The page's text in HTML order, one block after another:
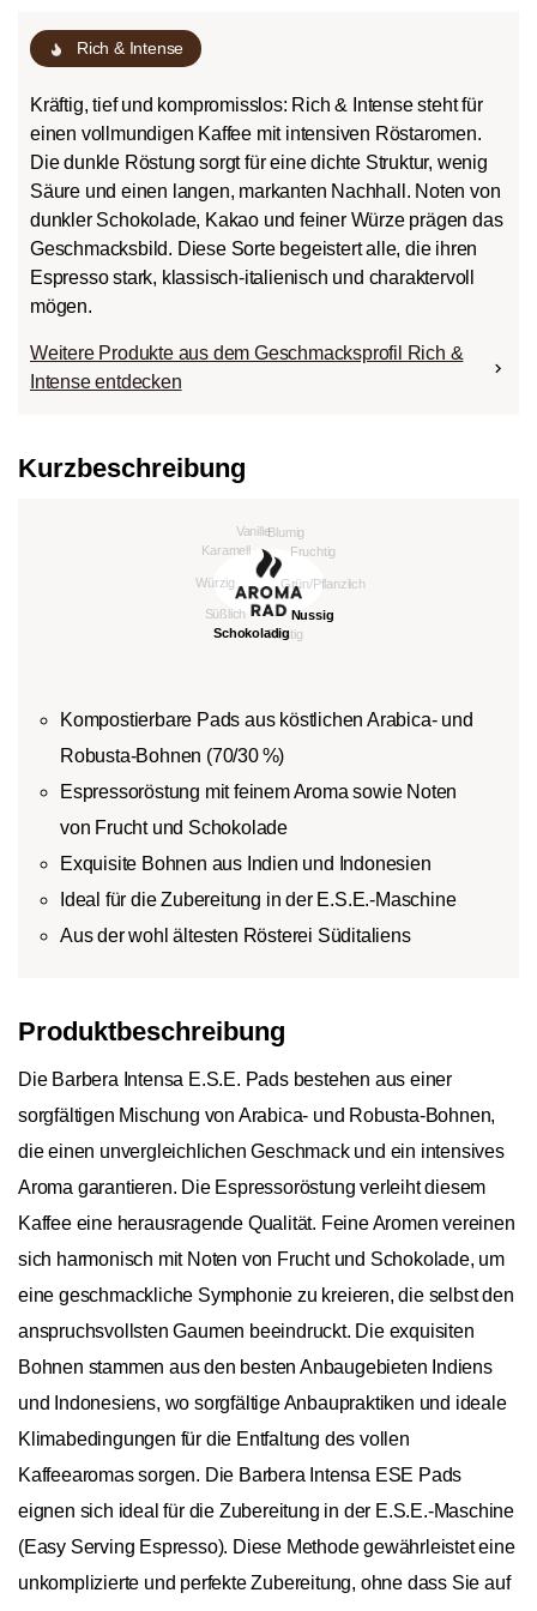
Rich & Intense
Kräftig, tief und kompromisslos: Rich & Intense steht für
einen vollmundigen Kaffee mit intensiven Röstaromen.
Die dunkle Röstung sorgt für eine dichte Struktur, wenig
Säure und einen langen, markanten Nachhall. Noten von
dunkler Schokolade, Kakao und feiner Würze prägen das
Geschmacksbild. Diese Sorte begeistert alle, die ihren
Espresso stark, klassisch-italienisch und charaktervoll
mögen.
Weitere Produkte aus dem Geschmacksprofil Rich &
Intense entdecken
Kurzbeschreibung
Kompostierbare Pads aus köstlichen Arabica- und
Robusta-Bohnen (70/30 %)
Espressoröstung mit feinem Aroma sowie Noten
von Frucht und Schokolade
Exquisite Bohnen aus Indien und Indonesien
Ideal für die Zubereitung in der E.S.E.-Maschine
Aus der wohl ältesten Rösterei Süditaliens
Produktbeschreibung
Die Barbera Intensa E.S.E. Pads bestehen aus einer
sorgfältigen Mischung von Arabica- und Robusta-Bohnen,
die einen unvergleichlichen Geschmack und ein intensives
Aroma garantieren. Die Espressoröstung verleiht diesem
Kaffee eine herausragende Qualität. Feine Aromen vereinen
sich harmonisch mit Noten von Frucht und Schokolade, um
eine geschmackliche Symphonie zu kreieren, die selbst den
anspruchsvollsten Gaumen beeindruckt. Die exquisiten
Bohnen stammen aus den besten Anbaugebieten Indiens
und Indonesiens, wo sorgfältige Anbaupraktiken und ideale
Klimabedingungen für die Entfaltung des vollen
Kaffeearomas sorgen. Die Barbera Intensa ESE Pads
eignen sich ideal für die Zubereitung in der E.S.E.-Maschine
(Easy Serving Espresso). Diese Methode gewährleistet eine
unkomplizierte und perfekte Zubereitung, ohne dass Sie auf